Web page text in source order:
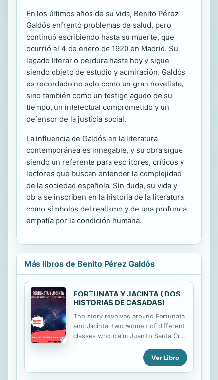
En los últimos años de su vida, Benito Pérez
Galdós enfrentó problemas de salud, pero
continuó escribiendo hasta su muerte, que
ocurrió el 4 de enero de 1920 en Madrid. Su
legado literario perdura hasta hoy y sigue
siendo objeto de estudio y admiración. Galdós
es recordado no solo como un gran novelista,
sino también como un testigo agudo de su
tiempo, un intelectual comprometido y un
defensor de la justicia social.
La influencia de Galdós en la literatura
contemporánea es innegable, y su obra sigue
siendo un referente para escritores, críticos y
lectores que buscan entender la complejidad
de la sociedad española. Sin duda, su vida y
obra se inscriben en la historia de la literatura
como símbolos del realismo y de una profunda
empatía por la condición humana.
Más libros de Benito Pérez Galdós
FORTUNATA Y JACINTA ( DOS
HISTORIAS DE CASADAS)
The story revolves around Fortunata
and Jacinta, two women of different
classes who claim Juanito Santa Cruz
of a wealthy family, goes around
carousing and womanizing with his
friends. In one of these episodes, he
Ver Libro